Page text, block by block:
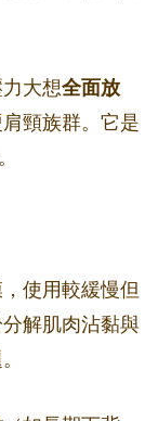
大想全面放
頸族群。它是
使用較緩慢但
解肌肉沾黏與